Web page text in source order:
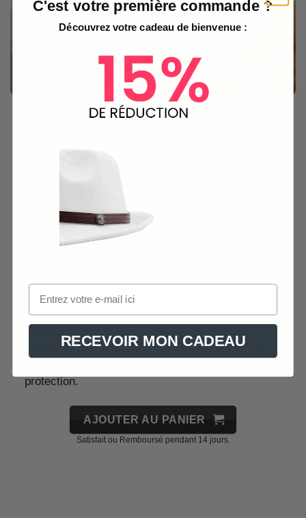
la fois léger et respirant, idéal pour les journées
protection efficace contre les rayons du soleil. La
taille réglable de 56 à 60 cm permet un
moustique
, en maille fine et descendante
jusqu’au niveau de la poitrine, qui offre une
protection intégrale contre les insectes sans
entraver votre vision. Profitez de vos sorties en
protection.
AJOUTER AU PANIER
Satisfait ou Remboursé pendant 14 jours.
C'est votre première commande ?
Découvrez votre cadeau de bienvenue :
RECEVOIR MON CADEAU